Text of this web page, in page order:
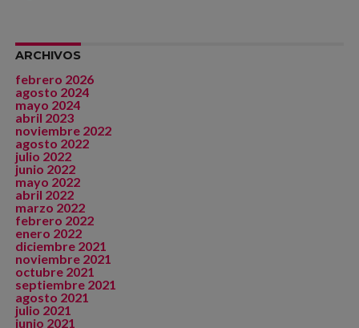
ARCHIVOS
febrero 2026
agosto 2024
mayo 2024
abril 2023
noviembre 2022
agosto 2022
julio 2022
junio 2022
mayo 2022
abril 2022
marzo 2022
febrero 2022
enero 2022
diciembre 2021
noviembre 2021
octubre 2021
septiembre 2021
agosto 2021
julio 2021
junio 2021